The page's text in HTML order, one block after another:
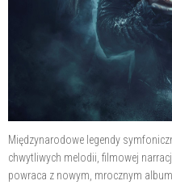
Międzynarodowe legendy
chwytliwych melodii, filmowej
powraca z nowym, mrocznym